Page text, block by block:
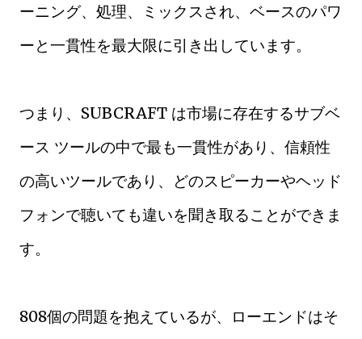
ーニング、処理、ミックスされ、ベースのパワ
ーと一貫性を最大限に引き出しています。
つまり、SUBCRAFT は市場に存在するサブベ
ース ツールの中で最も一貫性があり、信頼性
の高いツールであり、どのスピーカーやヘッド
フォンで聴いても違いを聞き取ることができま
す。
808個の問題を抱えているが、ローエンドはそ